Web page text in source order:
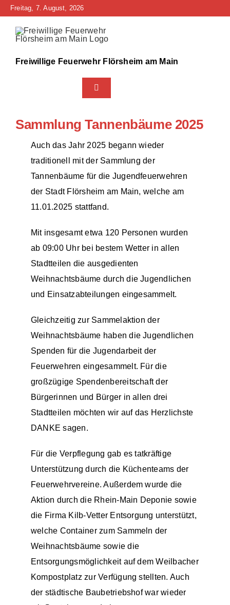
Zum
springen
Freitag, 7. August, 2026
Freiwillige Feuerwehr Flörsheim am Main
Toggle
Navigation
Neuigkeiten
Über uns
Einsätze
Sammlung Tannenbäume 2025
Auch das Jahr 2025 begann wieder
traditionell mit der Sammlung der
Tannenbäume für die Jugendfeuerwehren
der Stadt Flörsheim am Main, welche am
11.01.2025 stattfand.
Mit insgesamt etwa 120 Personen wurden
ab 09:00 Uhr bei bestem Wetter in allen
Stadtteilen die ausgedienten
Weihnachtsbäume durch die Jugendlichen
und Einsatzabteilungen eingesammelt.
Gleichzeitig zur Sammelaktion der
Weihnachtsbäume haben die Jugendlichen
Spenden für die Jugendarbeit der
Feuerwehren eingesammelt. Für die
großzügige Spendenbereitschaft der
Bürgerinnen und Bürger in allen drei
Stadtteilen möchten wir auf das Herzlichste
DANKE sagen.
Für die Verpflegung gab es tatkräftige
Unterstützung durch die Küchenteams der
Feuerwehrvereine. Außerdem wurde die
Aktion durch die Rhein-Main Deponie sowie
die Firma Kilb-Vetter Entsorgung unterstützt,
welche Container zum Sammeln der
Weihnachtsbäume sowie die
Entsorgungsmöglichkeit auf dem Weilbacher
Kompostplatz zur Verfügung stellten. Auch
der städtische Baubetriebshof war wieder